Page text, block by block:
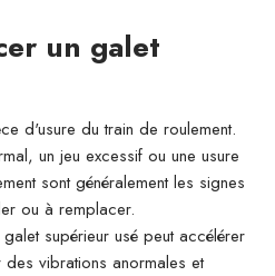
un galet
d'usure du train de roulement.
un jeu excessif ou une usure
sont généralement les signes
ou à remplacer.
supérieur usé peut accélérer
vibrations anormales et